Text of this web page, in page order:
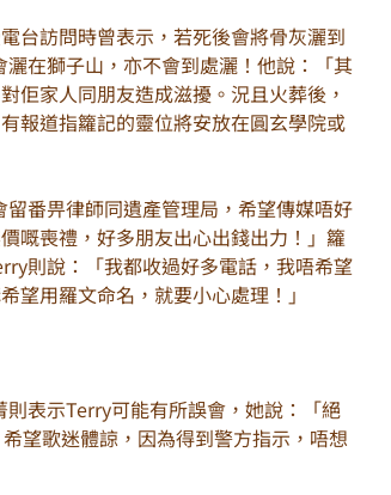
台訪問時曾表示，若死後會將骨灰灑到
在獅子山，亦不會到處灑！他說：「其
佢家人同朋友造成滋擾。況且火葬後，
報道指籮記的靈位將安放在圓玄學院或
番畀律師同遺產管理局，希望傳媒唔好
嘅喪禮，好多朋友出心出錢出力！」籮
則說：「我都收過好多電話，我唔希望
望用羅文命名，就要小心處理！」
表示Terry可能有所誤會，她說：「絕
望歌迷體諒，因為得到警方指示，唔想